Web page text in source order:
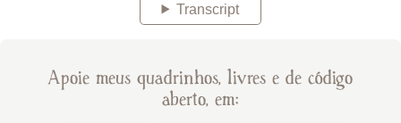
Transcript
Apoie meus quadrinhos, livres e de código
aberto, em: